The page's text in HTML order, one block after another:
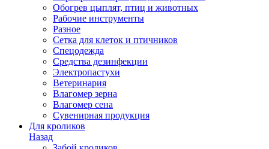
Обогрев цыплят, птиц и животных
Рабочие инструменты
Разное
Сетка для клеток и птичников
Спецодежда
Средства дезинфекции
Электропастухи
Ветеринария
Влагомер зерна
Влагомер сена
Сувенирная продукция
Для кроликов
Назад